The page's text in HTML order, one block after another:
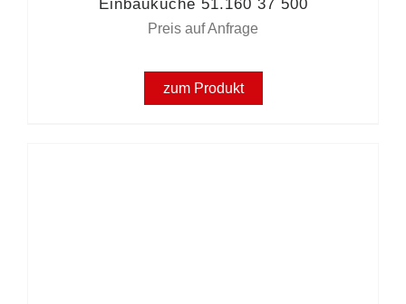
Einbauküche 51.160 37 500
Preis auf Anfrage
zum Produkt